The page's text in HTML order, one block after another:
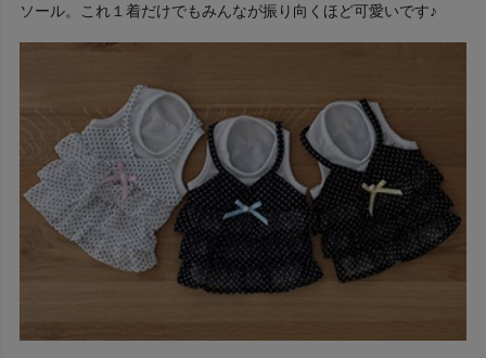
ソール。これ１着だけでもみんなが振り向くほど可愛いです♪